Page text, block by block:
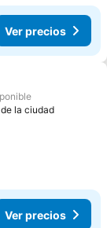
Ver precios
la ciudad
Ver precios